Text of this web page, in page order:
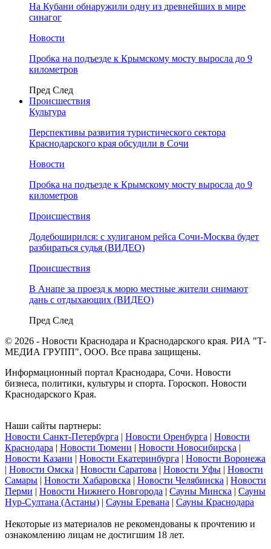
На Кубани обнаружили одну из древнейших в мире
синагог
Новости
Пробка на подъезде к Крымскому мосту выросла до 9
километров
Пред След
Происшествия
Культура
Перспективы развития туристического сектора
Краснодарского края обсудили в Сочи
Новости
Пробка на подъезде к Крымскому мосту выросла до 9
километров
Происшествия
Додебоширился: с хулиганом рейса Сочи-Москва будет
разбираться судья (ВИДЕО)
Происшествия
В Анапе за проезд к морю местные жители снимают
дань с отдыхающих (ВИДЕО)
Пред След
© 2026 - Новости Краснодара и Краснодарского края. РИА "Т-
МЕДИА ГРУПП", ООО. Все права защищены.
Информационный портал Краснодара, Сочи. Новости
бизнеса, политики, культуры и спорта. Гороскоп. Новости
Краснодарского Края.
Наши сайты партнеры:
Новости Санкт-Петербурга | Новости Оренбурга | Новости
Краснодара | Новости Тюмени | Новости Новосибирска |
Новости Казани | Новости Екатеринбурга | Новости Воронежа
| Новости Омска | Новости Саратова | Новости Уфы | Новости
Самары | Новости Хабаровска | Новости Челябинска | Новости
Перми | Новости Нижнего Новгорода | Сауны Минска | Сауны
Нур-Султана (Астаны) | Сауны Еревана | Сауны Краснодара
Некоторые из материалов не рекомендованы к прочтению и
ознакомлению лицам не достигшим 18 лет.